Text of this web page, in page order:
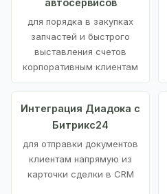
автосервисов
для порядка в закупках
запчастей и быстрого
выставления счетов
корпоративным клиентам
Интеграция Диадока с
Битрикс24
для отправки документов
клиентам напрямую из
карточки сделки в CRM